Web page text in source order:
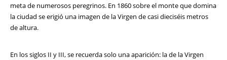
meta de numerosos peregrinos. En 1860 sobre el monte que domina
la ciudad se erigió una imagen de la Virgen de casi dieciséis metros
de altura.
En los siglos II y III, se recuerda solo una aparición: la de la Virgen